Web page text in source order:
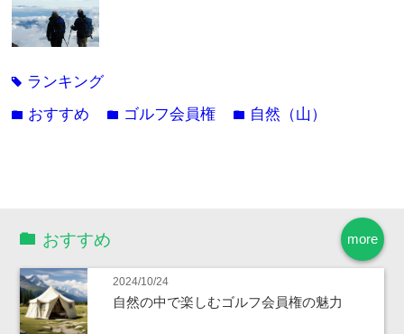
tag ランキング
folder おすすめ folder ゴルフ会員権 folder 自然（山）
more
おすすめ
2024/10/24
自然の中で楽しむゴルフ会員権の魅力